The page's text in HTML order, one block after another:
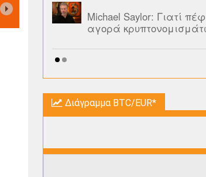
Michael Saylor: Γιατί
αγορά
Διάγραμμα BTC/EUR*